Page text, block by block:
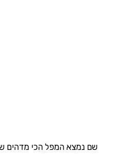
שם נמצא המפל הכי מדהים